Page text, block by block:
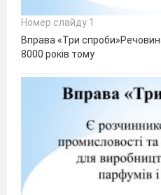
Номер слайду 1
Вправа «Три
8000 років тому